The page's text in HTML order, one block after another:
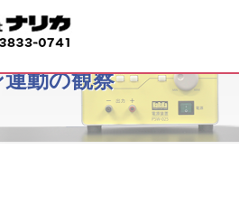
鏡NaRiCamでブラ
動の観察